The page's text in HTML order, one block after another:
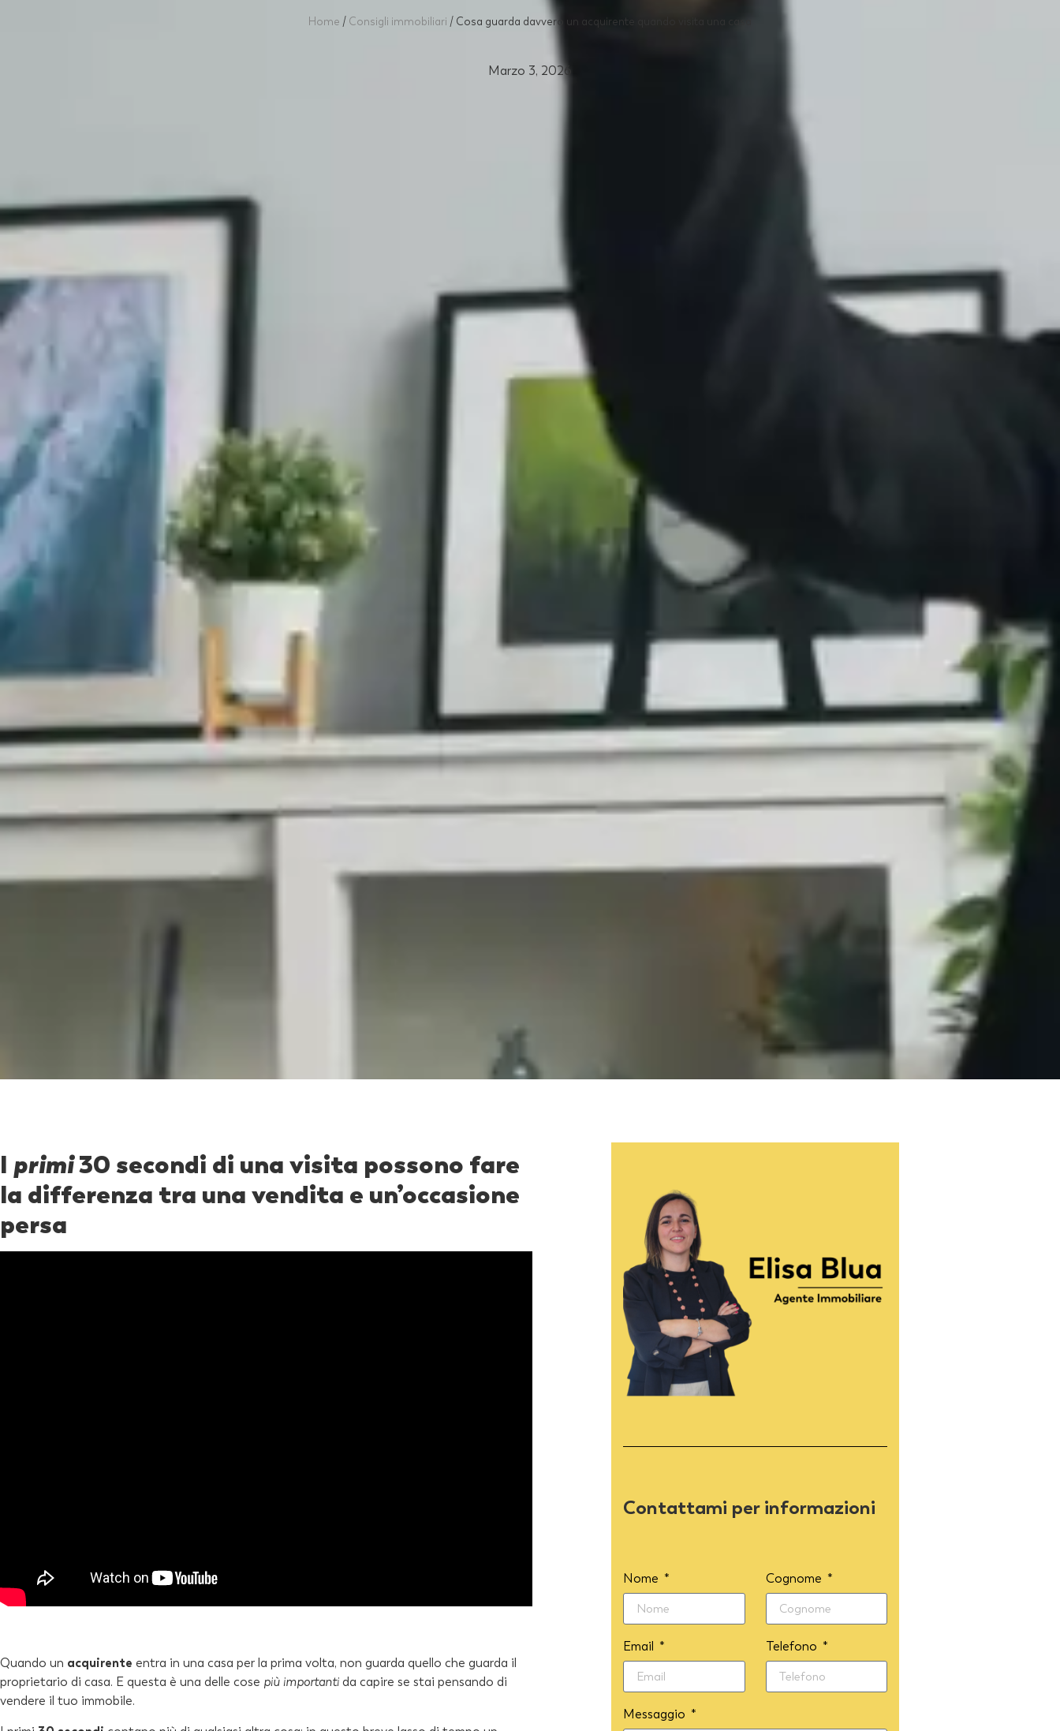
Home / Consigli immobiliari / Cosa guarda davvero un acquirente quando visita una casa
Marzo 3, 2026
I primi30 secondi di una visita possono fare
la differenza tra una vendita e un’occasione
persa
Quando un acquirente entra in una casa per la prima volta, non guarda quello che guarda il
proprietario di casa. E questa è una delle cose più importanti da capire se stai pensando di
vendere il tuo immobile.
Contattami per informazioni
Nome Cognome
Email Telefono
Messaggio